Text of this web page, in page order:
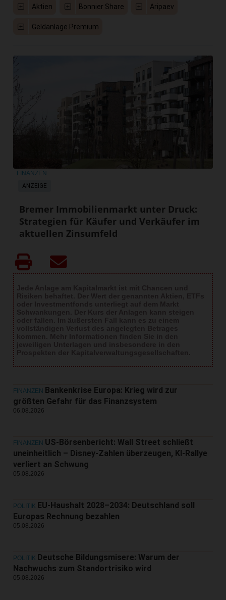
Aktien Bonnier Share Aripaev
Geldanlage Premium
ANZEIGE
FINANZEN
Bremer Immobilienmarkt unter Druck:
Strategien für Käufer und Verkäufer im
aktuellen Zinsumfeld
FINANZEN Bankenkrise Europa: Krieg wird zur
größten Gefahr für das Finanzsystem
06.08.2026
FINANZEN US-Börsenbericht: Wall Street schließt
uneinheitlich – Disney-Zahlen überzeugen, KI-Rallye
verliert an Schwung
05.08.2026
POLITIK EU-Haushalt 2028–2034: Deutschland soll
Europas Rechnung bezahlen
05.08.2026
POLITIK Deutsche Bildungsmisere: Warum der
Nachwuchs zum Standortrisiko wird
05.08.2026